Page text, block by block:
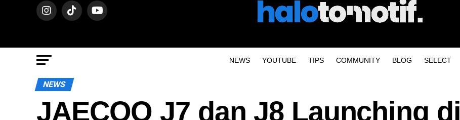
NEWS YOUTUBE TIPS COMMUNITY BLOG SELECT
NEWS
JAECOO J7 dan J8 Launching di